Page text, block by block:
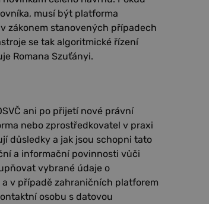
musí být platforma
zákonem stanovených případech
se tak algoritmické řízení
Romana Szuťányi.
ani po přijetí nové právní
nebo zprostředkovatel v praxi
důsledky a jak jsou schopni tato
a informační povinnosti vůči
vybrané údaje o
v případě zahraničních platforem
osobu s datovou